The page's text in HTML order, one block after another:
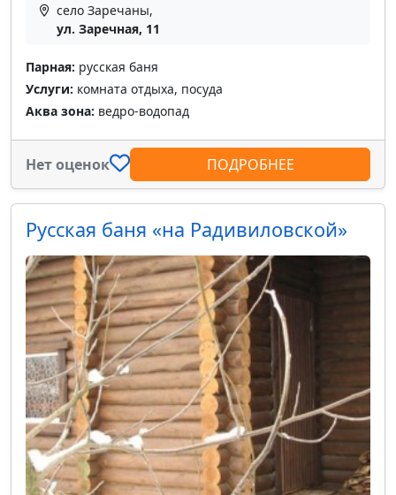
село Заречаны,
ул. Заречная, 11
Парная: русская баня
Услуги: комната отдыха, посуда
Аква зона: ведро-водопад
Нет оценок ПОДРОБНЕЕ
Русская баня «на Радивиловской»